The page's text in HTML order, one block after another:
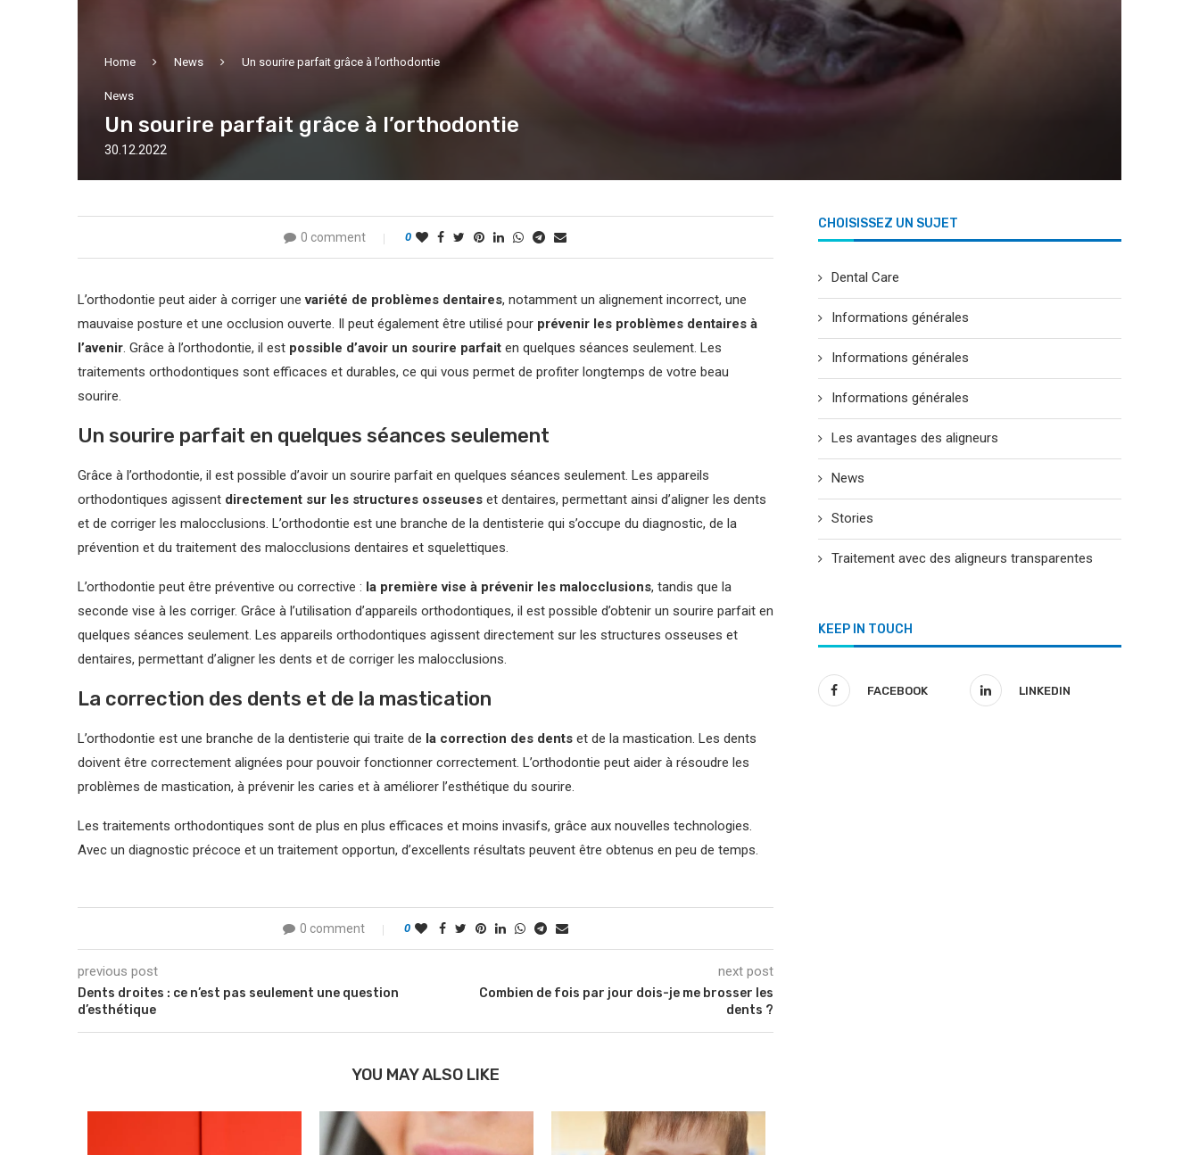
Home News Un sourire parfait grâce à l’orthodontie
News
Un sourire parfait grâce à l’orthodontie
30.12.2022
0 comment 0
L’orthodontie peut aider à corriger unevariété de problèmes dentaires, notamment un alignement incorrect, une
mauvaise posture et une occlusion ouverte. Il peut également être utilisé pour prévenir les problèmes dentaires à
l’avenir. Grâce à l’orthodontie, il est possible d’avoir un sourire parfait en quelques séances seulement. Les
traitements orthodontiques sont efficaces et durables, ce qui vous permet de profiter longtemps de votre beau
sourire.
Un sourire parfait en quelques séances seulement
Grâce à l’orthodontie, il est possible d’avoir un sourire parfait en quelques séances seulement. Les appareils
orthodontiques agissent directement sur les structures osseuses et dentaires, permettant ainsi d’aligner les dents
et de corriger les malocclusions. L’orthodontie est une branche de la dentisterie qui s’occupe du diagnostic, de la
prévention et du traitement des malocclusions dentaires et squelettiques.
L’orthodontie peut être préventive ou corrective : la première vise à prévenir les malocclusions, tandis que la
seconde vise à les corriger. Grâce à l’utilisation d’appareils orthodontiques, il est possible d’obtenir un sourire parfait en
quelques séances seulement. Les appareils orthodontiques agissent directement sur les structures osseuses et
dentaires, permettant d’aligner les dents et de corriger les malocclusions.
La correction des dents et de la mastication
L’orthodontie est une branche de la dentisterie qui traite de la correction des dents et de la mastication. Les dents
doivent être correctement alignées pour pouvoir fonctionner correctement. L’orthodontie peut aider à résoudre les
problèmes de mastication, à prévenir les caries et à améliorer l’esthétique du sourire.
Les traitements orthodontiques sont de plus en plus efficaces et moins invasifs, grâce aux nouvelles technologies.
Avec un diagnostic précoce et un traitement opportun, d’excellents résultats peuvent être obtenus en peu de temps.
0 comment 0
previous post
Dents droites : ce n’est pas seulement une question
d’esthétique
next post
Combien de fois par jour dois-je me brosser les
dents ?
YOU MAY ALSO LIKE
CHOISISSEZ UN SUJET
Dental Care
Informations générales
Informations générales
Informations générales
Les avantages des aligneurs
News
Stories
Traitement avec des aligneurs transparentes
KEEP IN TOUCH
FACEBOOK LINKEDIN